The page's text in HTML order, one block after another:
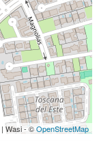
| Wasi - ©OpenStreetMap